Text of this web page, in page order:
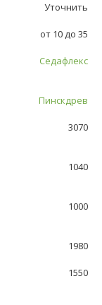
Уточнить
от 10 до 35
Седафлекс
Пинскдрев
3070
1040
1000
1980
1550